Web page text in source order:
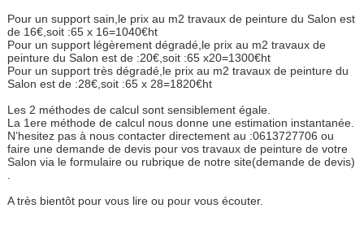
Pour un support sain,le prix au m2 travaux de peinture du Salon est
de 16€,soit :65 x 16=1040€ht
Pour un support légèrement dégradé,le prix au m2 travaux de
peinture du Salon est de :20€,soit :65 x20=1300€ht
Pour un support très dégradé,le prix au m2 travaux de peinture du
Salon est de :28€,soit :65 x 28=1820€ht
Les 2 méthodes de calcul sont sensiblement égale.
La 1ere méthode de calcul nous donne une estimation instantanée.
N’hesitez pas à nous contacter directement au :0613727706 ou
faire une demande de devis pour vos travaux de peinture de votre
Salon via le formulaire ou rubrique de notre site(demande de devis)
A très bientôt pour vous lire ou pour vous écouter.